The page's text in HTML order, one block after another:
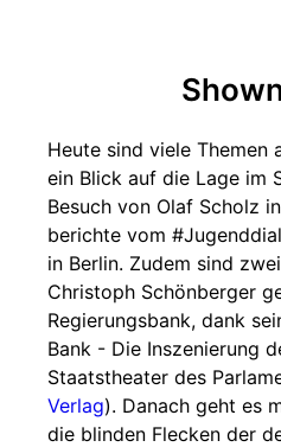
Heute sind viele Themen
ein Blick auf die Lage im
Besuch von Olaf Scholz
berichte vom
in Berlin. Zudem sind
Christoph Schönberger
Regierungsbank, dank
Bank - Die Inszenierung
Staatstheater des
Verlag). Danach geht es
die blinden Flecken der